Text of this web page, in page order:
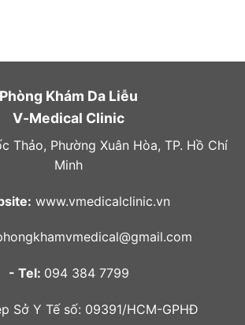
Phòng Khám Da Liễu
V-Medical Clinic
Thảo, Phường Xuân Hòa, TP. Hồ Chí
Minh
www.vmedicalclinic.vn
- Tel: 094 384 7799
Sở Y Tế số: 09391/HCM-GPHĐ